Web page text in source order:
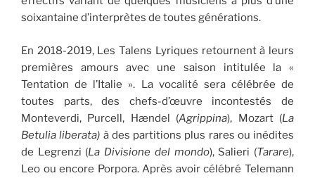
soixantaine d’interprètes de toutes générations.
En 2018-2019, Les Talens Lyriques retournent à leurs
premières amours avec une saison intitulée la «
Tentation de l’Italie ». La vocalité sera célébrée de
toutes parts, des chefs-d’œuvre incontestés de
Monteverdi, Purcell, Hændel (Agrippina), Mozart (La
Betulia liberata) à des partitions plus rares ou inédites
de Legrenzi (La Divisione del mondo), Salieri (Tarare),
Leo ou encore Porpora. Après avoir célébré Telemann